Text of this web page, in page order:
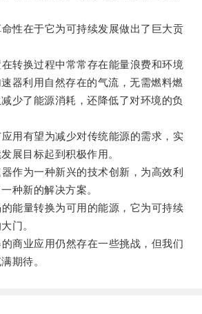
在于它为可持续发展做出了巨大贡
换过程中常常存在能量浪费和环境
器利用自然存在的气流，无需燃料燃
少了能源消耗，还降低了对环境的负
有望为减少对传统能源的需求，实
展目标起到积极作用。
为一种新兴的技术创新，为高效利
种新的解决方案。
量转换为可用的能源，它为可持续
门。
业应用仍然存在一些挑战，但我们
期待。